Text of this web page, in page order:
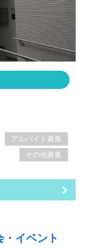
アルバイト募集
その他募集
イベント